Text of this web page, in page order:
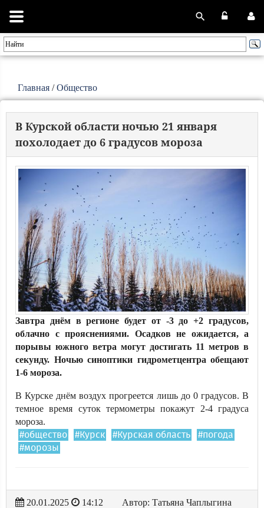
Главная /Общество
В Курской области ночью 21 января
похолодает до 6 градусов мороза
Завтра днём в регионе будет от -3 до +2 градусов,
облачно с прояснениями. Осадков не ожидается, а
порывы южного ветра могут достигать 11 метров в
секунду. Ночью синоптики гидрометцентра обещают
1-6 мороза.
В Курске днём воздух прогреется лишь до 0 градусов. В
темное время суток термометры покажут 2-4 градуса
мороза.
#общество #Курск #Курская область
#погода
#морозы
20.01.2025 14:12
Автор: Татьяна Чаплыгина